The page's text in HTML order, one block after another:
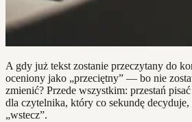
A gdy już tekst zostanie przeczytany do
oceniony jako „przeciętny” — bo nie
zmienić? Przede wszystkim: przestań
dla czytelnika, który co sekundę
„wstecz”.